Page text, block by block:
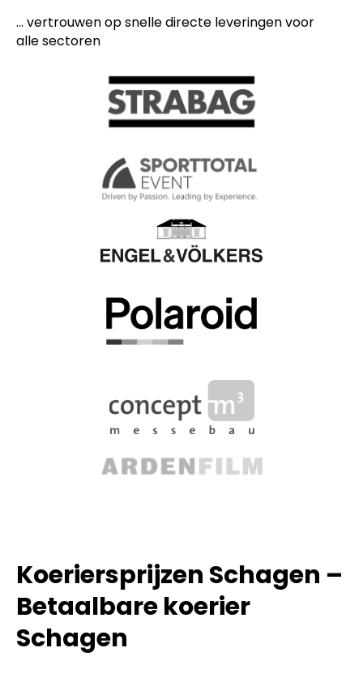
... vertrouwen op snelle directe leveringen voor
alle sectoren
Koeriersprijzen Schagen –
Betaalbare koerier
Schagen